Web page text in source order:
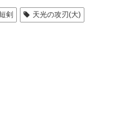
剣
天光の攻刃(大)